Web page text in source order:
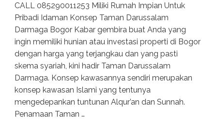
CALL 085290011253 Miliki Rumah Impian Untuk
Pribadi Idaman Konsep Taman Darussalam
Darmaga Bogor Kabar gembira buat Anda yang
ingin memiliki hunian atau investasi properti di Bogor
dengan harga yang terjangkau dan yang pasti
skema syariah, kini hadir Taman Darussalam
Darmaga. Konsep kawasannya sendiri merupakan
konsep kawasan Islami yang tentunya
mengedepankan tuntunan Alqur’an dan Sunnah.
Penamaan Taman …